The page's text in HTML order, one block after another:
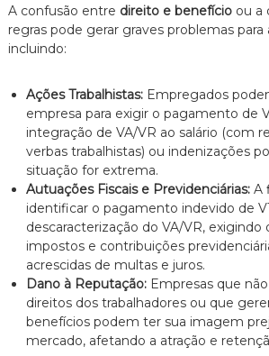
A confusão entre direito e benefícioou a
regras pode gerar graves problemas para
incluindo:
Ações Trabalhistas:Empregados
empresa para exigir o pagamento de
integração de VA/VR ao salário (com
verbas trabalhistas) ou indenizações
situação for extrema.
Autuações Fiscais e Previdenciárias:A
identificar o pagamento indevido de
descaracterização do VA/VR,
impostos e contribuições
acrescidas de multas e juros.
Dano à Reputação:Empresas que
direitos dos trabalhadores ou que
benefícios podem ter sua imagem
mercado, afetando a atração e